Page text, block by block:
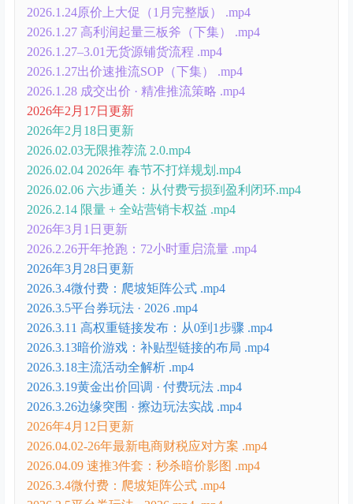
2026.1.24原价上大促（1月完整版） .mp4
2026.1.27 高利润起量三板斧（下集） .mp4
2026.1.27–3.01无货源铺货流程 .mp4
2026.1.27出价速推流SOP（下集） .mp4
2026.1.28 成交出价 · 精准推流策略 .mp4
2026年2月17日更新
2026年2月18日更新
2026.02.03无限推荐流 2.0.mp4
2026.02.04 2026年 春节不打烊规划.mp4
2026.02.06 六步通关：从付费亏损到盈利闭环.mp4
2026.2.14 限量 + 全站营销卡权益 .mp4
2026年3月1日更新
2026.2.26开年抢跑：72小时重启流量 .mp4
2026年3月28日更新
2026.3.4微付费：爬坡矩阵公式 .mp4
2026.3.5平台券玩法 · 2026 .mp4
2026.3.11 高权重链接发布：从0到1步骤 .mp4
2026.3.13暗价游戏：补贴型链接的布局 .mp4
2026.3.18主流活动全解析 .mp4
2026.3.19黄金出价回调 · 付费玩法 .mp4
2026.3.26边缘突围 · 擦边玩法实战 .mp4
2026年4月12日更新
2026.04.02-26年最新电商财税应对方案 .mp4
2026.04.09 速推3件套：秒杀暗价影图 .mp4
2026.3.4微付费：爬坡矩阵公式 .mp4